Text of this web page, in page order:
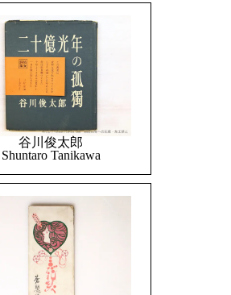
谷川俊太郎
Shuntaro Tanikawa